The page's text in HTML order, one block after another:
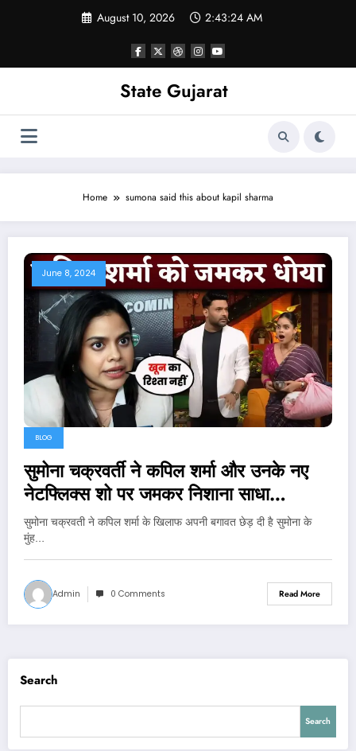
August 10, 2026 2:43:24 AM
State Gujarat
Home sumona said this about kapil sharma
June 8, 2024
BLOG
सुमोना चक्रवर्ती ने कपिल शर्मा और उनके नए
नेटफ्लिक्स शो पर जमकर निशाना साधा…
सुमोना चक्रवती ने कपिल शर्मा के खिलाफ अपनी बगावत छेड़ दी है सुमोना के
मुंह…
Admin 0 Comments Read More
Search
Search